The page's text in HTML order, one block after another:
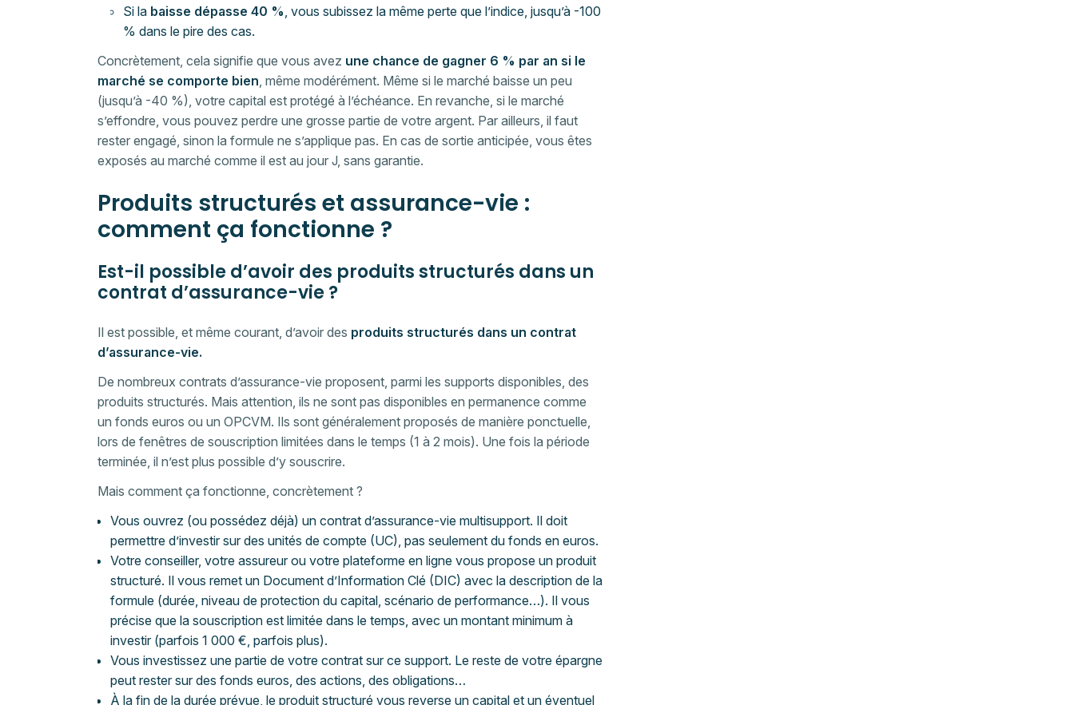
Si la baisse dépasse 40 %, vous subissez la même perte que l’indice, jusqu’à -100
% dans le pire des cas.
Concrètement, cela signifie que vous avez une chance de gagner 6 % par an si le
marché se comporte bien, même modérément. Même si le marché baisse un peu
(jusqu’à -40 %), votre capital est protégé à l’échéance. En revanche, si le marché
s’effondre, vous pouvez perdre une grosse partie de votre argent. Par ailleurs, il faut
rester engagé, sinon la formule ne s’applique pas. En cas de sortie anticipée, vous êtes
exposés au marché comme il est au jour J, sans garantie.
Produits structurés et assurance-vie :
comment ça fonctionne ?
Est-il possible d’avoir des produits structurés dans un
contrat d’assurance-vie ?
Il est possible, et même courant, d’avoir des produits structurés dans un contrat
d’assurance-vie.
De nombreux contrats d’assurance-vie proposent, parmi les supports disponibles, des
produits structurés. Mais attention, ils ne sont pas disponibles en permanence comme
un fonds euros ou un OPCVM. Ils sont généralement proposés de manière ponctuelle,
lors de fenêtres de souscription limitées dans le temps (1 à 2 mois). Une fois la période
terminée, il n’est plus possible d’y souscrire.
Mais comment ça fonctionne, concrètement ?
Vous ouvrez (ou possédez déjà) un contrat d’assurance-vie multisupport. Il doit
permettre d’investir sur des unités de compte (UC), pas seulement du fonds en euros.
Votre conseiller, votre assureur ou votre plateforme en ligne vous propose un produit
structuré. Il vous remet un Document d’Information Clé (DIC) avec la description de la
formule (durée, niveau de protection du capital, scénario de performance…). Il vous
précise que la souscription est limitée dans le temps, avec un montant minimum à
investir (parfois 1 000 €, parfois plus).
Vous investissez une partie de votre contrat sur ce support. Le reste de votre épargne
peut rester sur des fonds euros, des actions, des obligations…
À la fin de la durée prévue, le produit structuré vous reverse un capital et un éventuel